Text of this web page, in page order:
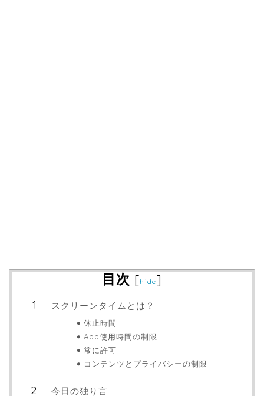
目次 [hide]
スクリーンタイムとは？
休止時間
App使用時間の制限
常に許可
コンテンツとプライバシーの制限
今日の独り言